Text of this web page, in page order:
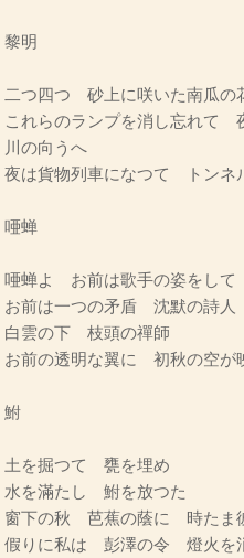
黎明
二つ四つ 砂上に咲いた南瓜の
これらのランプを消し忘れて
川の向うへ
夜は貨物列車になつて トンネ
唖蝉
唖蝉よ お前は歌手の姿をし
お前は一つの矛盾 沈默の詩
白雲の下 枝頭の禪師
お前の透明な翼に 初秋の空が
鮒
土を掘つて 甕を埋め
水を滿たし 鮒を放つた
窗下の秋 芭蕉の蔭に 時たま
假りに私は 彭澤の令 燈火を